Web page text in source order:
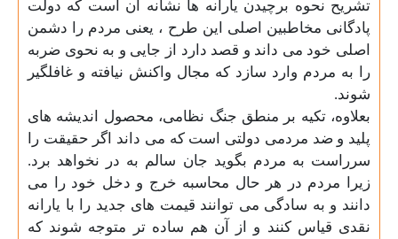
تشریح نحوه برچیدن یارانه ها نشانه آن است که دولت
پادگانی مخاطبین اصلی این طرح ، یعنی مردم را دشمن
اصلی خود می داند و قصد دارد از جایی و به نحوی ضربه
را به مردم وارد سازد که مجال واکنش نیافته و غافلگیر
شوند.
بعلاوه، تکیه بر منطق جنگ نظامی، محصول اندیشه های
پلید و ضد مردمی دولتی است که می داند اگر حقیقت را
سرراست به مردم بگوید جان سالم به در نخواهد برد.
زیرا مردم در هر حال محاسبه خرج و دخل خود را می
دانند و به سادگی می توانند قیمت های جدید را با یارانه
نقدی قیاس کنند و از آن هم ساده تر متوجه شوند که